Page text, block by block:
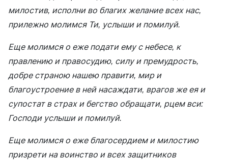
милостив, исполни во благих желание всех нас,
прилежно молимся Ти, услыши и помилуй.
Еще молимся о еже подати ему с небесе, к
правлению и правосудию, силу и премудрость,
добре страною нашею правити, мир и
благоустроение в ней насаждати, врагов же ея и
супостат в страх и бегство обращати, рцем вси:
Господи услыши и помилуй.
Еще молимся о еже благосердием и милостию
призрети на воинство и всех защитников